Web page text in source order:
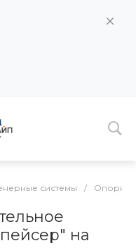
системы / Опорно-
на